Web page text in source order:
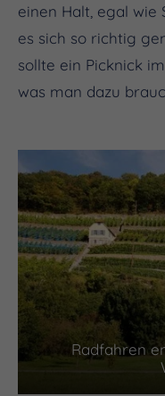
einen Halt, egal wie
es sich so richtig
sollte ein Picknick
was man dazu
Radfahren